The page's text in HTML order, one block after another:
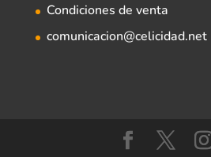
Condiciones de venta
comunicacion@celicidad.net